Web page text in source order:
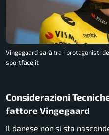
Vingegaard sarà tra i protagonisti
sportface.it
Considerazioni
fattore Vingegaard
Il danese non si sta